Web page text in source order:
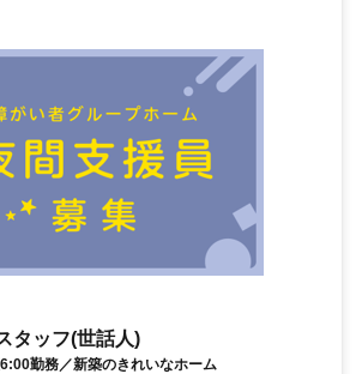
タッフ(世話人)
勤務／新築のきれいなホーム